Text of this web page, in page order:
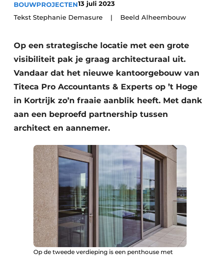
Video’s
Aanmelden
Bedrijven
Contact
Akoestiek
Beton & Staalbouw
Brandveiligheid
BIM
Evenementen
Houtbouw
HVAC
Interieurarchitectuur
Keukens
Renovatie
BOUWPROJECTEN13 juli 2023
Tekst Stephanie Demasure | Beeld Alheembouw
Op een strategische locatie met een grote
visibiliteit pak je graag architecturaal uit.
Vandaar dat het nieuwe kantoorgebouw van
Titeca Pro Accountants & Experts op ’t Hoge
in Kortrijk zo’n fraaie aanblik heeft. Met dank
aan een beproefd partnership tussen
architect en aannemer.
Op de tweede verdieping is een penthouse met